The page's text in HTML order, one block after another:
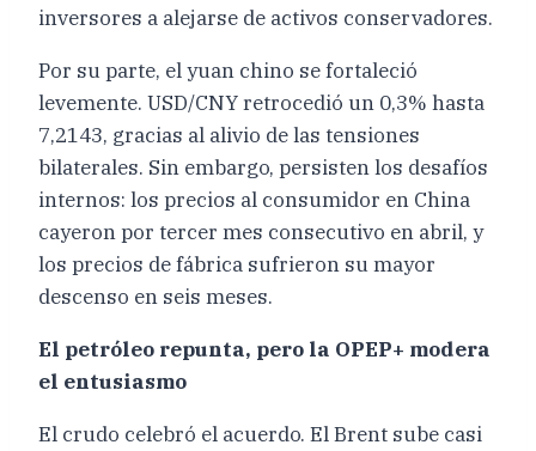
inversores a alejarse de activos conservadores.
Por su parte, el yuan chino se fortaleció
levemente. USD/CNY retrocedió un 0,3% hasta
7,2143, gracias al alivio de las tensiones
bilaterales. Sin embargo, persisten los desafíos
internos: los precios al consumidor en China
cayeron por tercer mes consecutivo en abril, y
los precios de fábrica sufrieron su mayor
descenso en seis meses.
El petróleo repunta, pero la OPEP+ modera
el entusiasmo
El crudo celebró el acuerdo. El Brent sube casi